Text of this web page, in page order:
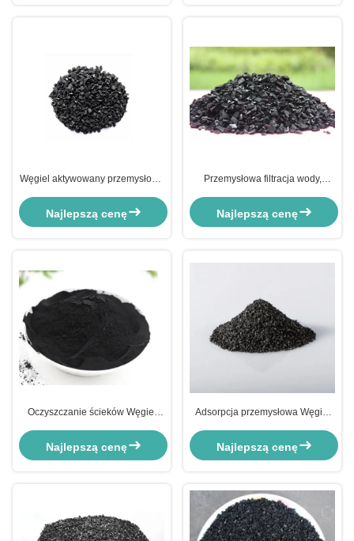
Węgiel aktywowany przemysłowy
Najlepszą cenę
Przemysłowa filtracja wody,
węgla, produkcja chemiczna
Najlepszą cenę
Oczyszczanie ścieków Węgiel
Najlepszą cenę
Adsorpcja przemysłowa Węgiel
Szkodliwe substancje
Najlepszą cenę